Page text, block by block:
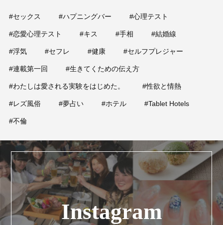
#セックス #ハプニングバー #心理テスト
#恋愛心理テスト #キス #手相 #結婚線
#浮気 #セフレ #健康 #セルフプレジャー
#連載第一回 #生きてくための伝え方
#わたしは愛される実験をはじめた。 #性欲と情熱
#レズ風俗 #夢占い #ホテル #Tablet Hotels
#不倫
Instagram